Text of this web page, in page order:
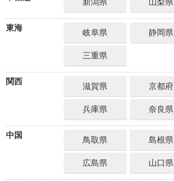
東海 岐阜県 静岡県
三重県
関西 滋賀県 京都府
兵庫県 奈良県
中国 鳥取県 島根県
広島県 山口県